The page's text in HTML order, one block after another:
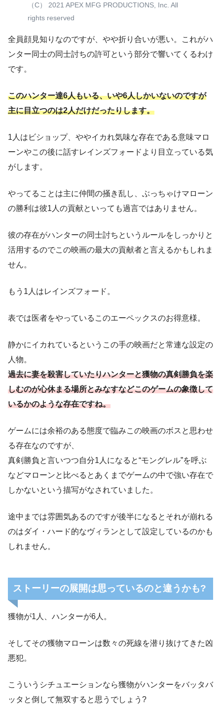
（C） 2021 APEX MFG PRODUCTIONS, Inc. All
rights reserved
全員顔見知りなのですが、やや折り合いが悪い。これがハ
ンター同士の同士討ちの許可という部分で響いてくるわけ
です。
このハンター達6人もいる、いや6人しかいないのですが
主に目立つのは2人だけだったりします。
1人はビショップ、ややイカれ気味な存在である意味マロ
ーンやこの後に話すレインズフォードより目立っている気
がします。
やってることは主に仲間の掻き乱し、ぶっちゃけマローン
の勝利は彼1人の貢献といっても過言ではありません。
彼の存在がハンターの同士討ちというルールをしっかりと
活用するのでこの映画の最大の貢献者と言えるかもしれま
せん。
もう1人はレインズフォード。
表では医者をやっているこのエーペックスのお得意様。
静かにイカれているというこの手の映画だと常連な設定の
人物。
過去に妻を殺害していたりハンターと獲物の真剣勝負を楽
しむのが心休まる場所とみなすなどこのゲームの象徴して
いるかのような存在ですね。
ゲームには余裕のある態度で臨みこの映画のボスと思わせ
る存在なのですが、
真剣勝負と言いつつ自分1人になると“モングレル”を呼ぶ
などマローンと比べるとあくまでゲームの中で強い存在で
しかないという描写がなされていました。
途中までは雰囲気あるのですが後半になるとそれが崩れる
のはダイ・ハード的なヴィランとして設定しているのかも
しれません。
ストーリーの展開は思っているのと違うかも?
獲物が1人、ハンターが6人。
そしてその獲物マローンは数々の死線を潜り抜けてきた凶
悪犯。
こういうシチュエーションなら獲物がハンターをバッタバ
ッタと倒して無双すると思うでしょう?